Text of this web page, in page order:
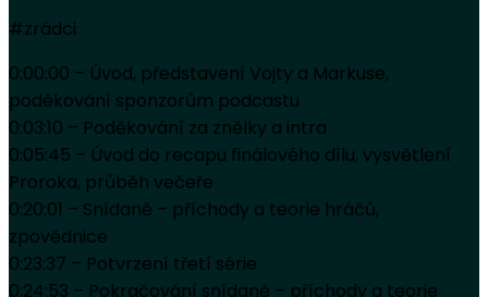
#zrádci
0:00:00 – Úvod, představení Vojty a Markuse,
poděkování sponzorům podcastu
0:03:10 – Poděkování za znělky a intra
0:05:45 – Úvod do recapu finálového dílu, vysvětlení
Proroka, průběh večeře
0:20:01 – Snídaně – příchody a teorie hráčů,
zpovědnice
0:23:37 – Potvrzení třetí série
0:24:53 – Pokračování snídaně – příchody a teorie